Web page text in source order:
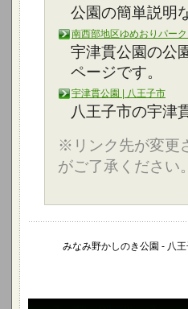
公園の簡単説明
南西部地区ゆめおりパー
宇津貫公園の公
ページです。
宇津貫公園 | 八王子市
八王子市の宇津
※リンク先が変更
がご了承ください。
みなみ野かしのき公園 - 八